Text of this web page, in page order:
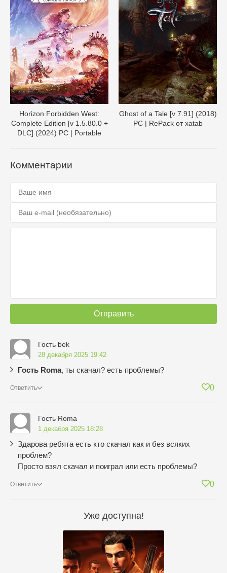
Horizon Forbidden West:
Complete Edition [v 1.5.80.0 +
DLC] (2024) PC | Portable
Ghost of a Tale [v 7.91] (2018)
PC | RePack от xatab
Комментарии
Отправить
Гость bek
28 декабря 2025 19:42
Гость Roma, ты скачал? есть проблемы?
Ответить 0
Гость Roma
1 декабря 2025 18:28
Здарова ребята есть кто скачал как и без всяких
проблем?
Просто взял скачал и поиграл или есть проблемы?
Ответить 0
Уже доступна!